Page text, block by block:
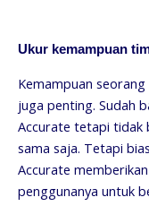
Ukur kemampuan
Kemampuan
juga penting. Sudah
Accurate tetapi tidak
sama saja. Tetapi
Accurate
penggunanya untuk